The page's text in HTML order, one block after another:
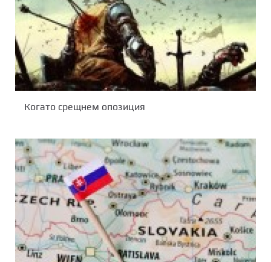
Когато срещнем опозиция